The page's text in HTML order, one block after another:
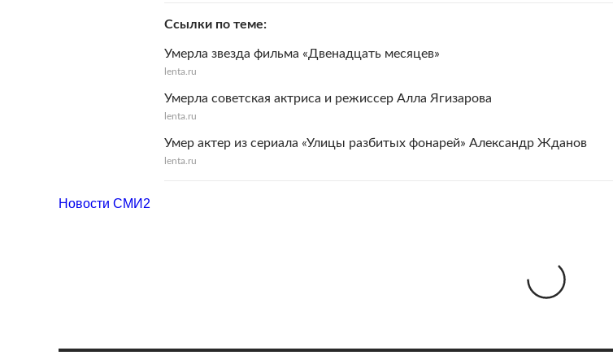
Ссылки по теме
Умерла звезда фильма «Двенадцать месяцев»
lenta.ru
Умерла советская актриса и режиссер Алла Ягизарова
lenta.ru
Умер актер из сериала «Улицы разбитых фонарей» Александр Жданов
lenta.ru
Новости СМИ2